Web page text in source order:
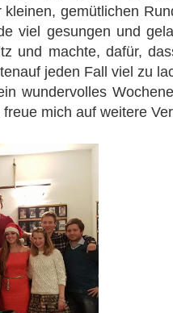
gemütlichen
viel gesungen und
und machte, dafür,
jeden Fall viel zu
wundervolles
mich auf weitere